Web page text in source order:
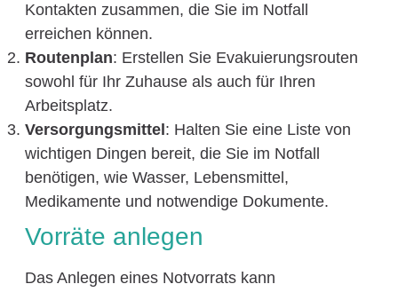
Kontakten zusammen, die Sie im Notfall
erreichen können.
Routenplan: Erstellen Sie Evakuierungsrouten
sowohl für Ihr Zuhause als auch für Ihren
Arbeitsplatz.
Versorgungsmittel : Halten Sie eine Liste von
wichtigen Dingen bereit, die Sie im Notfall
benötigen, wie Wasser, Lebensmittel,
Medikamente und notwendige Dokumente.
Vorräte anlegen
Das Anlegen eines Notvorrats kann